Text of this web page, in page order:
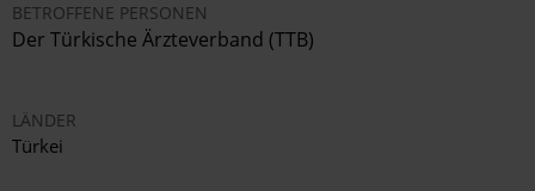
BETROFFENE PERSONEN
Der Türkische Ärzteverband (TTB)
LÄNDER
Türkei